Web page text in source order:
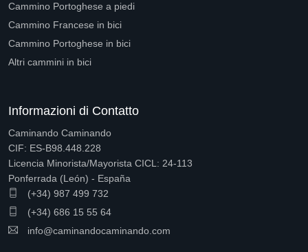
Cammino Portoghese a piedi
Cammino Francese in bici
Cammino Portoghese in bici
Altri cammini in bici
Informazioni di Contatto
Caminando Caminando
CIF: ES-B98.448.228
Licencia Minorista/Mayorista CICL: 24-113
Ponferrada (León) - España
(+34) 987 499 732
(+34) 686 15 55 64
info@caminandocaminando.com